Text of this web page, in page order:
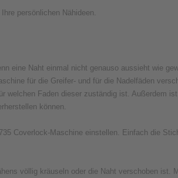
persönlichen Nähideen.
eine Naht einmal nicht genauso aussieht wie
für die Greifer- und für die Nadelfäden
Faden dieser zuständig ist. Außerdem
können.
Coverlock-Maschine einstellen. Einfach die
völlig kräuseln oder die Naht verschoben ist.